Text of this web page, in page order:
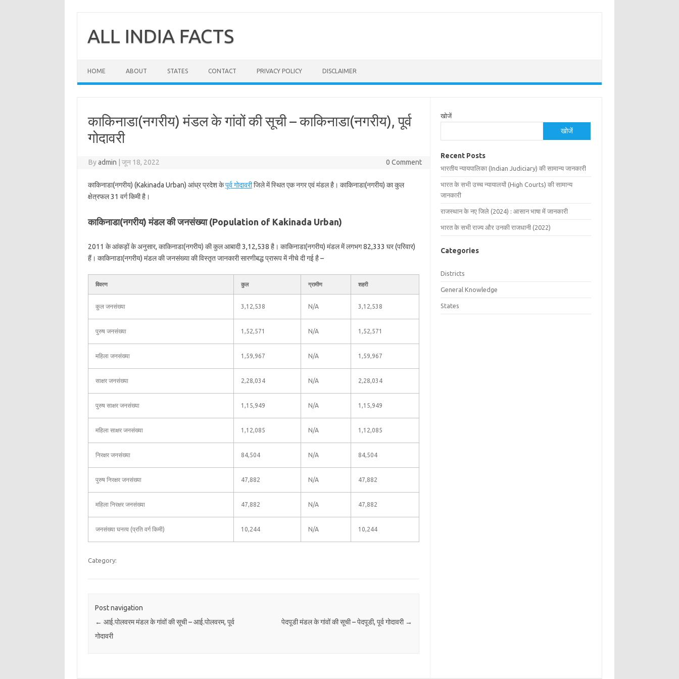
contentALL INDIA FACTS
HOME ABOUT STATES CONTACT PRIVACY POLICY DISCLAIMER
काकिनाडा(नगरीय) मंडल के गांवों की सूची – काकिनाडा(नगरीय), पूर्व
गोदावरी
Byadmin जून 18, 2022 0 Comment
काकिनाडा(नगरीय) (Kakinada Urban) आंध्र प्रदेश केपूर्व गोदावरीजिले में स्थित एक नगर एवं मंडल है। काकिनाडा(नगरीय) का कुल
क्षेत्रफल 31 वर्ग किमी है।
काकिनाडा(नगरीय) मंडल की जनसंख्या (Population of Kakinada Urban)
2011 के आंकड़ों के अनुसार, काकिनाडा(नगरीय) की कुल आबादी 3,12,538 है। काकिनाडा(नगरीय) मंडल में लगभग 82,333 घर (परिवार)
हैं। काकिनाडा(नगरीय) मंडल की जनसंख्या की विस्तृत जानकारी सारणीबद्ध प्रारूप में नीचे दी गई है –
विवरण कुल ग्रामीण शहरी
कुल जनसंख्या 3,12,538 N/A 3,12,538
पुरुष जनसंख्या 1,52,571 N/A 1,52,571
महिला जनसंख्या 1,59,967 N/A 1,59,967
साक्षर जनसंख्या 2,28,034 N/A 2,28,034
पुरुष साक्षर जनसंख्या 1,15,949 N/A 1,15,949
महिला साक्षर जनसंख्या 1,12,085 N/A 1,12,085
निरक्षर जनसंख्या 84,504 N/A 84,504
पुरुष निरक्षर जनसंख्या 47,882 N/A 47,882
महिला निरक्षर जनसंख्या 47,882 N/A 47,882
जनसंख्या घनत्व (प्रति वर्ग किमी) 10,244 N/A 10,244
Category:
Post navigation
← आई.पोलवरम मंडल के गांवों की सूची – आई.पोलवरम, पूर्व
गोदावरी
पेदपूडी मंडल के गांवों की सूची – पेदपूडी, पूर्व गोदावरी →
खोजें
खोजें
Recent Posts
भारतीय न्यायपालिका (Indian Judiciary) की सामान्य जानकारी
भारत के सभी उच्च न्यायालयों (High Courts) की सामान्य
जानकारी
राजस्थान के नए जिले (2024) : आसान भाषा में जानकारी
भारत के सभी राज्य और उनकी राजधानी (2022)
Categories
Districts
General Knowledge
States